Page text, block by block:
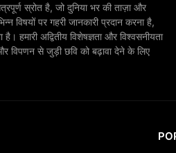
स्रोत है, जो दुनिया भर की ताज़ा और
विषयों पर गहरी जानकारी प्रदान करना है,
हमारी अद्वितीय विशेषज्ञता और विश्वसनीयता
विपणन से जुड़ी छवि को बढ़ावा देने के लिए